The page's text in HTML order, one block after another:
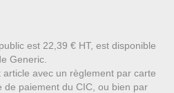
est 22,39 € HT, est disponible
Generic.
avec un règlement par carte
de paiement du CIC, ou bien par